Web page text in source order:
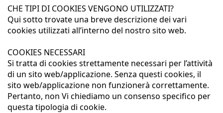
CHE TIPI DI COOKIES VENGONO UTILIZZATI?
Qui sotto trovate una breve descrizione dei vari
cookies utilizzati all’interno del nostro sito web.
COOKIES NECESSARI
Si tratta di cookies strettamente necessari per l’attività
di un sito web/applicazione. Senza questi cookies, il
sito web/applicazione non funzionerà correttamente.
Pertanto, non Vi chiediamo un consenso specifico per
questa tipologia di cookie.